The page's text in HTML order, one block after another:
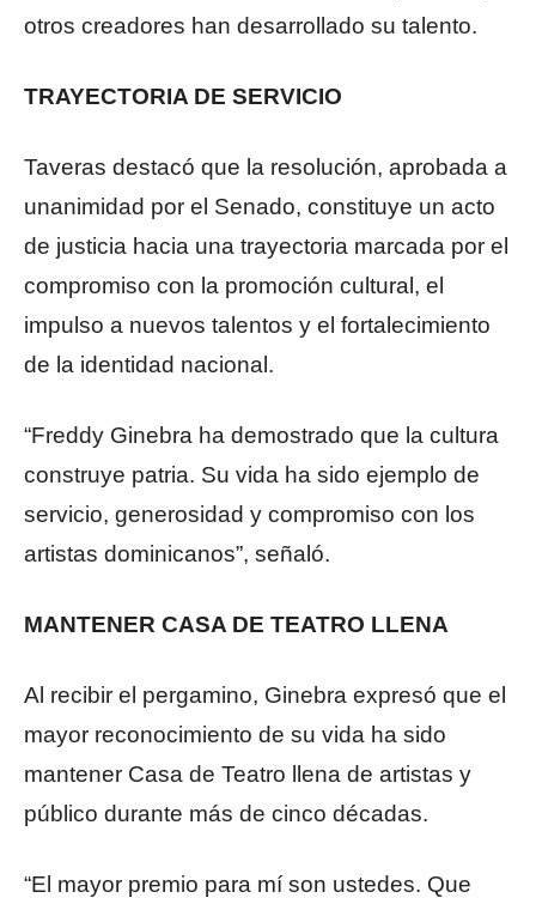
otros creadores han desarrollado su talento.
TRAYECTORIA DE SERVICIO
Taveras destacó que la resolución, aprobada a
unanimidad por el Senado, constituye un acto
de justicia hacia una trayectoria marcada por el
compromiso con la promoción cultural, el
impulso a nuevos talentos y el fortalecimiento
de la identidad nacional.
“Freddy Ginebra ha demostrado que la cultura
construye patria. Su vida ha sido ejemplo de
servicio, generosidad y compromiso con los
artistas dominicanos”, señaló.
MANTENER CASA DE TEATRO LLENA
Al recibir el pergamino, Ginebra expresó que el
mayor reconocimiento de su vida ha sido
mantener Casa de Teatro llena de artistas y
público durante más de cinco décadas.
“El mayor premio para mí son ustedes. Que